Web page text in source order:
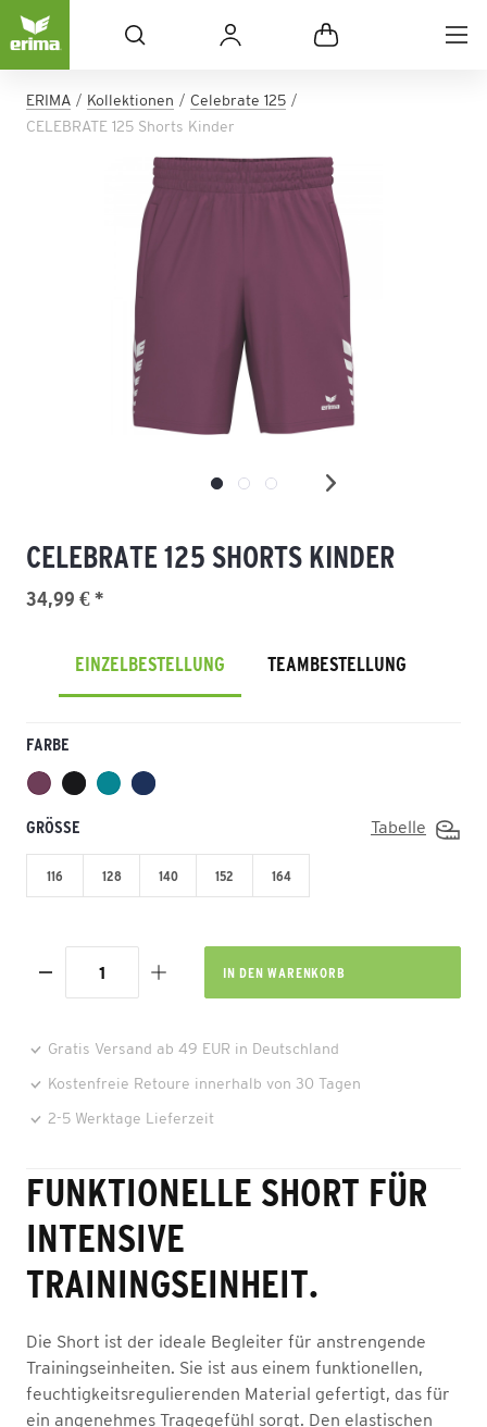
ERIMA Kollektionen
Celebrate 125
CELEBRATE 125 Shorts Kinder
CELEBRATE 125 SHORTS KINDER
34,99 € *
EINZELBESTELLUNG TEAMBESTELLUNG
FARBE
GRÖSSE Tabelle
116 128 140 152 164
IN DEN WARENKORB
Gratis Versand ab 49 EUR in Deutschland
Kostenfreie Retoure innerhalb von 30 Tagen
2-5 Werktage Lieferzeit
FUNKTIONELLE SHORT FÜR
INTENSIVE
TRAININGSEINHEIT.
Die Short ist der ideale Begleiter für anstrengende
Trainingseinheiten. Sie ist aus einem funktionellen,
feuchtigkeitsregulierenden Material gefertigt, das für
ein angenehmes Tragegefühl sorgt. Den elastischen